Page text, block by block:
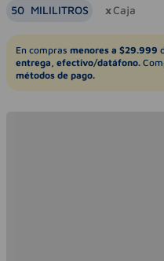
50 MILILITROS Caja
En compras menores a $29.999
entrega, efectivo/datáfono.
métodos de pago.